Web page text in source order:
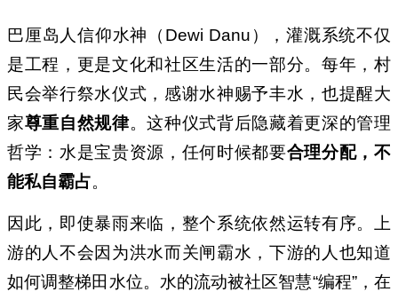
巴厘岛人信仰水神（Dewi Danu），灌溉系统不仅
是工程，更是文化和社区生活的一部分。每年，村
民会举行祭水仪式，感谢水神赐予丰水，也提醒大
家尊重自然规律。这种仪式背后隐藏着更深的管理
哲学：水是宝贵资源，任何时候都要合理分配，不
能私自霸占。
因此，即使暴雨来临，整个系统依然运转有序。上
游的人不会因为洪水而关闸霸水，下游的人也知道
如何调整梯田水位。水的流动被社区智慧“编程”，在